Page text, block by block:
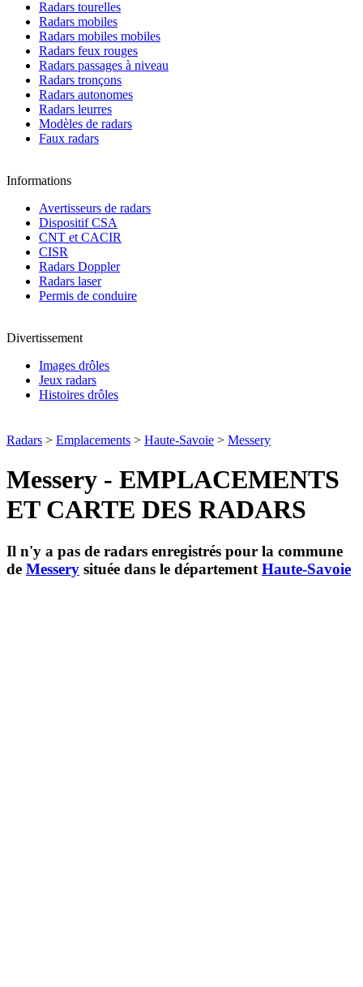
Radars tourelles
Radars mobiles
Radars mobiles mobiles
Radars feux rouges
Radars passages à niveau
Radars tronçons
Radars autonomes
Radars leurres
Modèles de radars
Faux radars
Informations
Avertisseurs de radars
Dispositif CSA
CNT et CACIR
CISR
Radars Doppler
Radars laser
Permis de conduire
Divertissement
Images drôles
Jeux radars
Histoires drôles
Radars > Emplacements > Haute-Savoie > Messery
Messery - EMPLACEMENTS
ET CARTE DES RADARS
Il n'y a pas de radars enregistrés pour la commune
de Messery située dans le département Haute-Savoie